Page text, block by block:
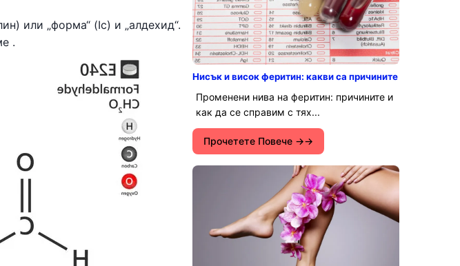
или „форма“ (Ic) и „алдехид“.
.
Нисък и висок феритин: какви са причините
Променени нива на феритин: причините и
как да се справим с тях...
Прочетете Повече →